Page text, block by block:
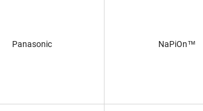
Panasonic NaPiOn™